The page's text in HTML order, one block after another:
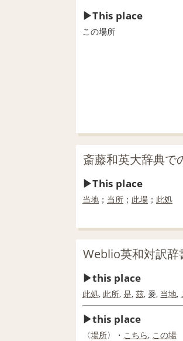
This place
この場所
斎藤和英大辞典で
This place
当地 ； 当所 ； 此場 ； 此処
Weblio英和対訳
this place
此処, 此所, 是, 茲, 爰, 当地,
this place
〈場所〉・ こちら, この場